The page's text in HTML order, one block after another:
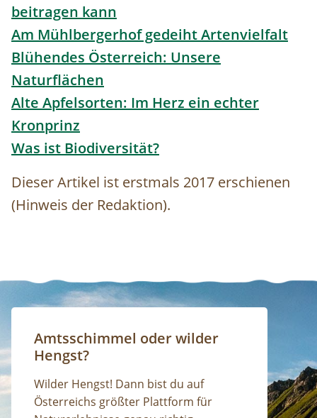
beitragen kann
Am Mühlbergerhof gedeiht Artenvielfalt
Blühendes Österreich: Unsere
Naturflächen
Alte Apfelsorten: Im Herz ein echter
Kronprinz
Was ist Biodiversität?
Dieser Artikel ist erstmals 2017 erschienen
(Hinweis der Redaktion).
Amtsschimmel oder wilder
Hengst?
Wilder Hengst! Dann bist du auf
Österreichs größter Plattform für